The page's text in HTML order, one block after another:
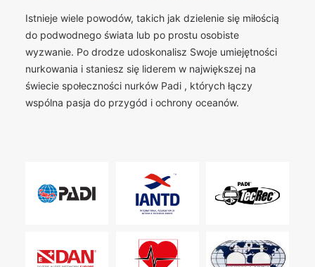
Istnieje wiele powodów, takich jak dzielenie się miłością
do podwodnego świata lub po prostu osobiste
wyzwanie. Po drodze udoskonalisz Swoje umiejętności
nurkowania i staniesz się liderem w największej na
świecie społeczności nurków Padi , których łączy
wspólna pasja do przygód i ochrony oceanów.